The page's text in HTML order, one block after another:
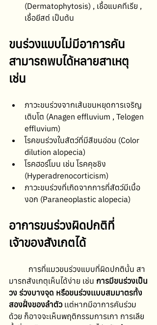
(Dermatophytosis) , เชื้อแบคทีเรีย ,
เชื้อยีสต์ เป็นต้น
ขนร่วงแบบไม่มีอาการคัน
สามารถพบได้หลายสาเหตุ
เช่น
ภาวะขนร่วงจากเส้นขนหยุดการเจริญ
เติบโต (Anagen effluvium , Telogen
effluvium)
โรคขนร่วงในสัตว์ที่มีสีขนอ่อน (Color
dilution alopecia)
โรคฮอร์โมน เช่น โรคคุชชิง
(Hyperadrenocorticism)
ภาวะขนร่วงที่เกิดจากการที่สัตว์มีเนื้อ
งอก (Paraneoplastic alopecia)
อาการขนร่วงผิดปกติที่
เจ้าของสังเกตได้
มารถสังเกตุเห็นได้ง่าย เช่น การมีขนร่วงเป็น
วง ร่วงบางจุด หรือขนร่วงเเบบสมมาตรทั้ง
สองฝั่งของลำตัว เเต่หากมีอาการคันร่วม
ด้วย ก็อาจจะเห็นพฤติกรรมการเกา การเลีย